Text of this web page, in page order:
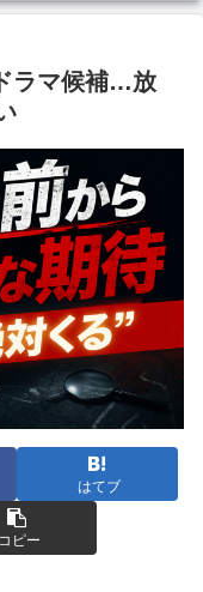
ラマ候補…放
はてブ
コピー